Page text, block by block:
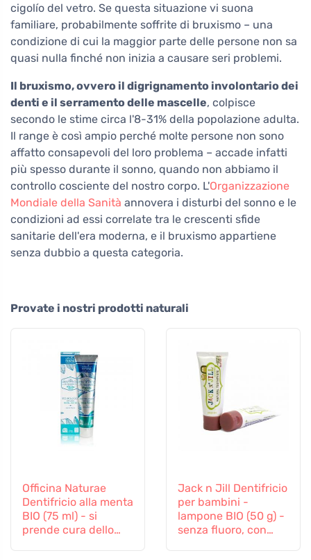
cigolío del vetro. Se questa situazione vi suona
familiare, probabilmente soffrite di bruxismo – una
condizione di cui la maggior parte delle persone non sa
quasi nulla finché non inizia a causare seri problemi.
Il bruxismo, ovvero il digrignamento involontario dei
denti e il serramento delle mascelle, colpisce
secondo le stime circa l'8-31% della popolazione adulta.
Il range è così ampio perché molte persone non sono
affatto consapevoli del loro problema – accade infatti
più spesso durante il sonno, quando non abbiamo il
controllo cosciente del nostro corpo. L'Organizzazione
Mondiale della Sanità annovera i disturbi del sonno e le
condizioni ad essi correlate tra le crescenti sfide
sanitarie dell'era moderna, e il bruxismo appartiene
senza dubbio a questa categoria.
Provate i nostri prodotti naturali
Officina Naturae
Dentifricio alla menta
BIO (75 ml) - si
prende cura dello
Jack n Jill Dentifricio
per bambini -
lampone BIO (50 g) -
senza fluoro, con